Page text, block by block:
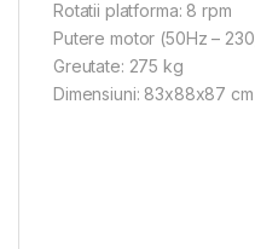
Rotatii platforma: 8 rpm
Putere motor (50Hz –
Greutate: 275 kg
Dimensiuni: 83x88x87 cm